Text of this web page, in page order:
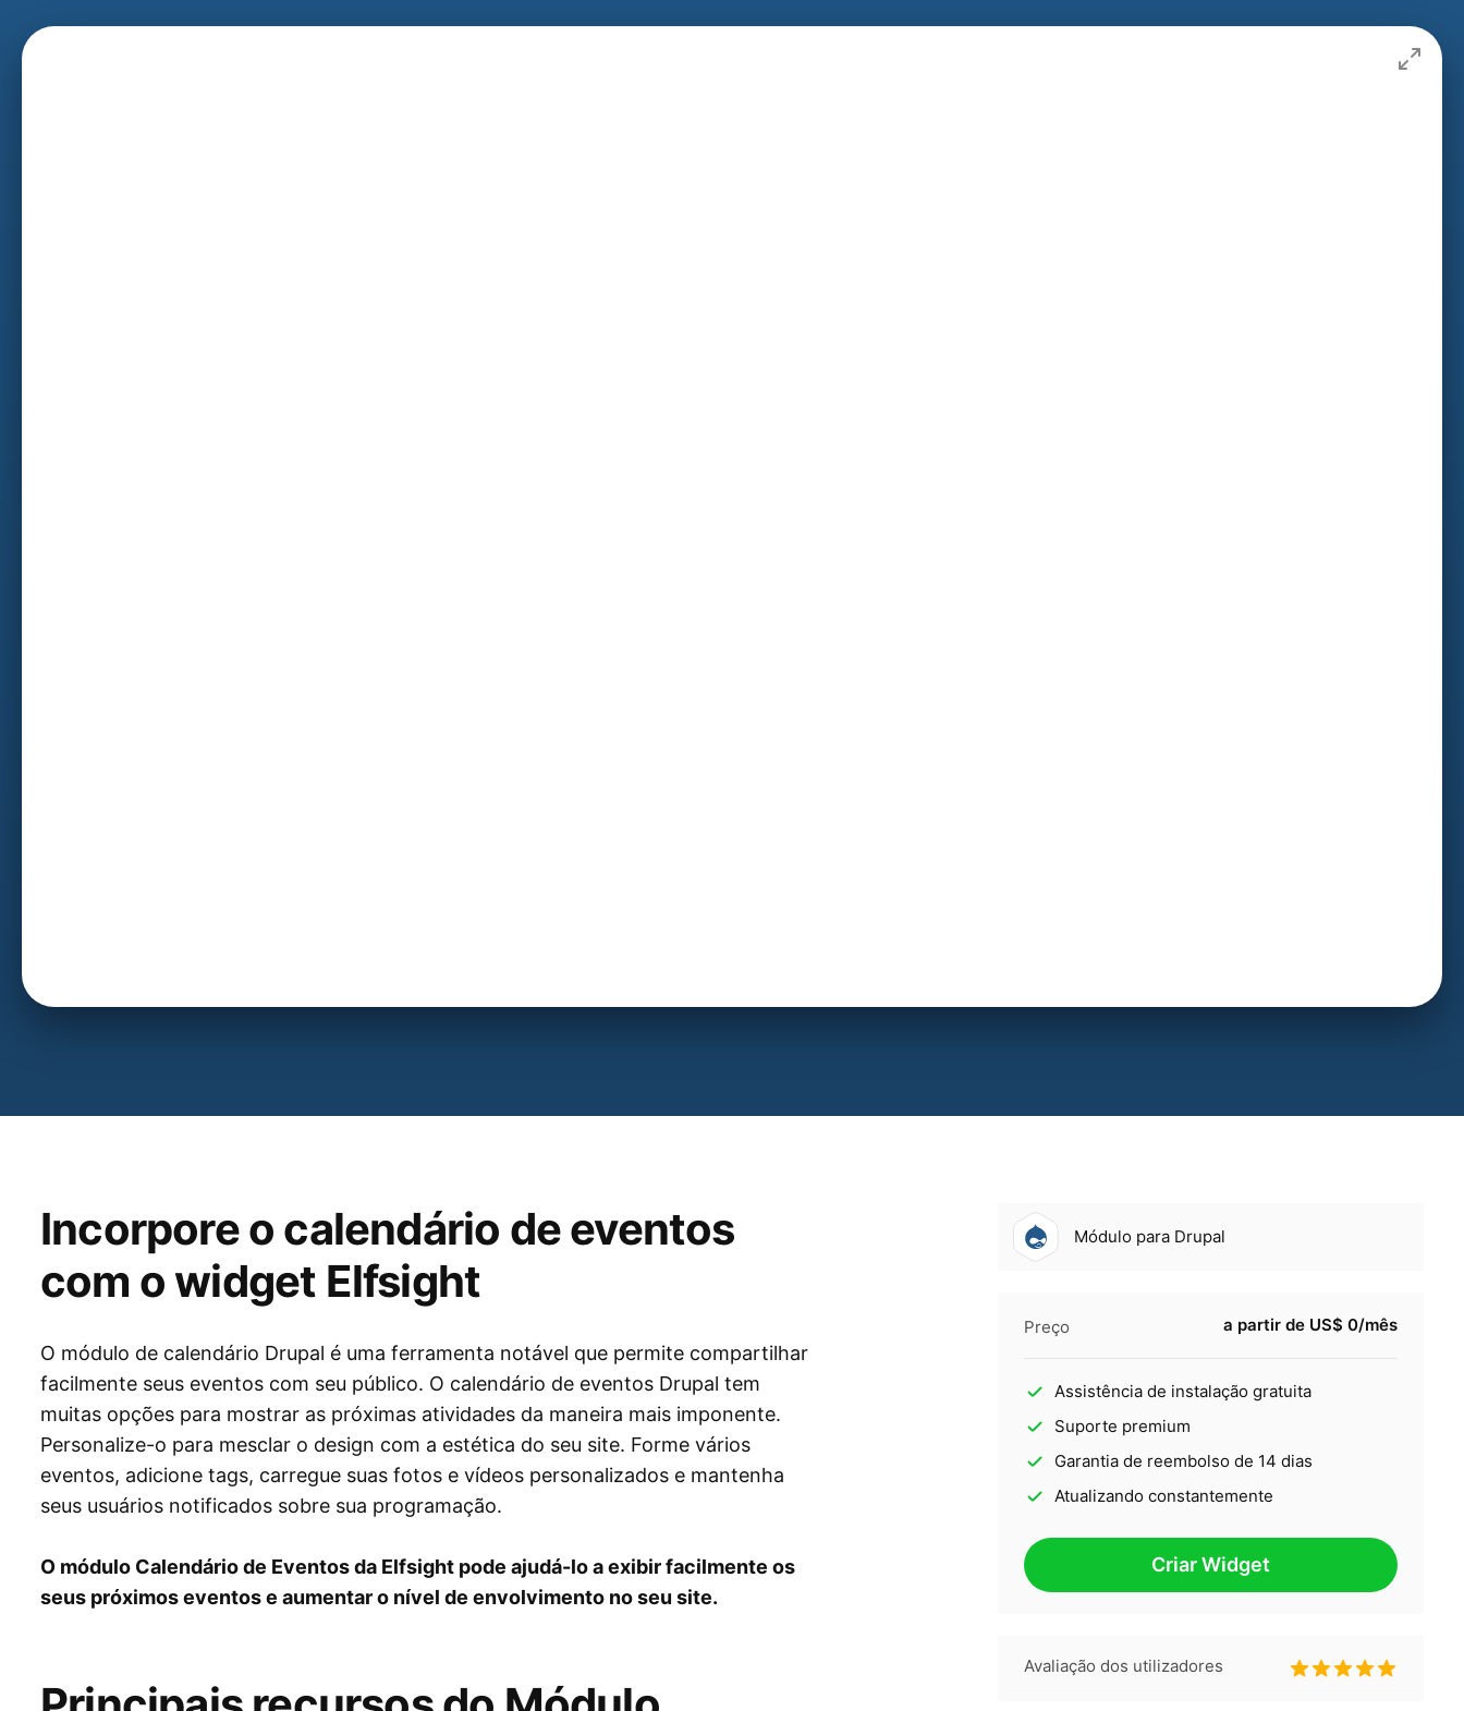
Incorpore o calendário de eventos
com o widget Elfsight
O módulo de calendário Drupal é uma ferramenta notável que permite compartilhar
facilmente seus eventos com seu público. O calendário de eventos Drupal tem
muitas opções para mostrar as próximas atividades da maneira mais imponente.
Personalize-o para mesclar o design com a estética do seu site. Forme vários
eventos, adicione tags, carregue suas fotos e vídeos personalizados e mantenha
seus usuários notificados sobre sua programação.
O módulo Calendário de Eventos da Elfsight pode ajudá-lo a exibir facilmente os
seus próximos eventos e aumentar o nível de envolvimento no seu site.
Módulo para Drupal
Preço a partir de US$ 0/mês
Assistência de instalação gratuita
Suporte premium
Garantia de reembolso de 14 dias
Atualizando constantemente
Criar Widget
Avaliação dos utilizadores